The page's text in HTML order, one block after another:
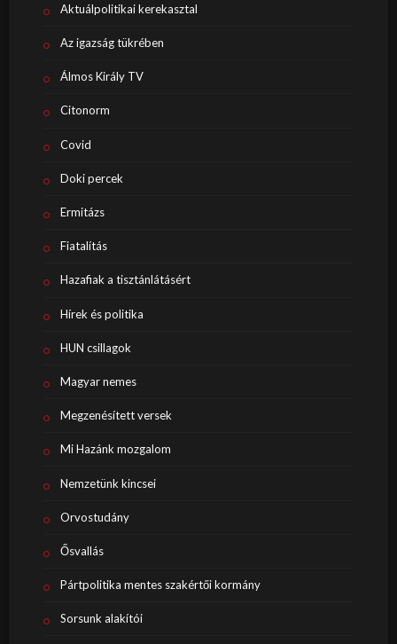
Aktuálpolitikai kerekasztal
Az igazság tükrében
Álmos Király TV
Citonorm
Covid
Doki percek
Ermitázs
Fiatalítás
Hazafiak a tisztánlátásért
Hírek és politika
HUN csillagok
Magyar nemes
Megzenésített versek
Mi Hazánk mozgalom
Nemzetünk kincsei
Orvostudány
Ősvallás
Pártpolitika mentes szakértői kormány
Sorsunk alakítói